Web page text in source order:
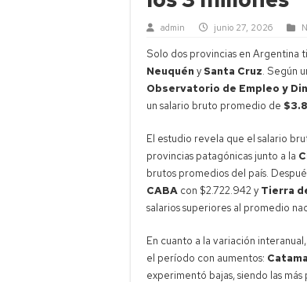
admin junio 27, 2026
Solo dos provincias en Argentina
Neuquén y Santa Cruz. Según
Observatorio de Empleo y
un salario bruto promedio de
El estudio revela que el salario
provincias patagónicas junto a la
brutos promedios del país.
CABA con $2.722.942 y Tierra
salarios superiores al promedio
En cuanto a la variación
el período con aumentos:
experimentó bajas, siendo las más